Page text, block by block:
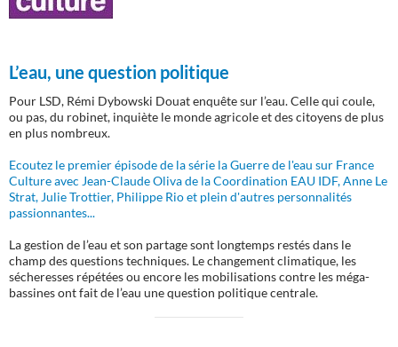
L’eau, une question politique
Pour LSD, Rémi Dybowski Douat enquête sur l’eau. Celle qui coule,
ou pas, du robinet, inquiète le monde agricole et des citoyens de plus
en plus nombreux.
Ecoutez le premier épisode de la série la Guerre de l'eau sur France
Culture avec Jean-Claude Oliva de la Coordination EAU IDF, Anne Le
Strat, Julie Trottier, Philippe Rio et plein d'autres personnalités
passionnantes...
La gestion de l’eau et son partage sont longtemps restés dans le
champ des questions techniques. Le changement climatique, les
sécheresses répétées ou encore les mobilisations contre les méga-
bassines ont fait de l’eau une question politique centrale.